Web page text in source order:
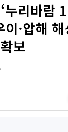
누리바람
·압해 해
보